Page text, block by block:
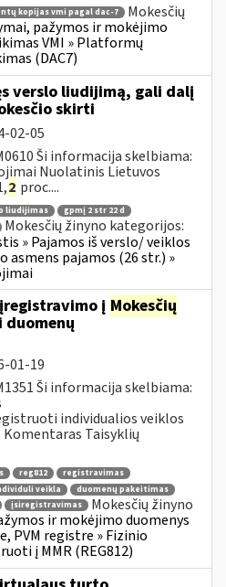
kopijas vmi pagal dac-7
Mokesčių
pažymos ir mokėjimo
VMI » Platformų
(DAC7)
verslo liudijimą, gali dalį
skirti
02-05
Ši informacija skelbiama:
Nuolatinis Lietuvos
2 proc....
liudijimas
gpmį 2 str 22 d
Mokesčių žinyno kategorijos:
» Pajamos iš verslo/ veiklos
asmens pajamos (26 str.) »
į Mokesčių
01-19
Ši informacija skelbiama:
individualios veiklos
Komentaras Taisyklių
reg812
registravimas
veikla
duomenų pakeitimas
įsiregistravimas
Mokesčių žinyno
ir mokėjimo duomenys
PVM registre » Fizinio
į MMR (REG812)